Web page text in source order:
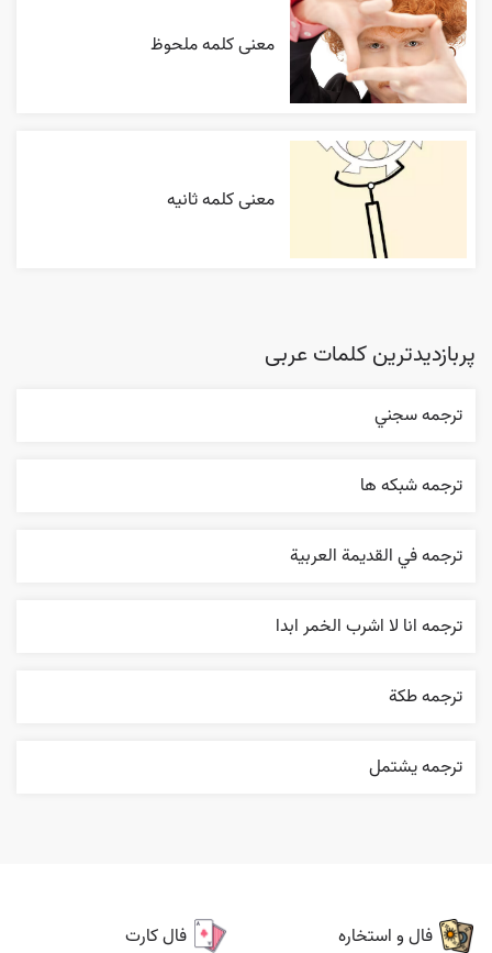
معنی کلمه ملحوظ
معنی کلمه ثانیه
پربازدیدترین کلمات عربی
ترجمه سجني
ترجمه شبکه ها
ترجمه في القديمة العربية
ترجمه انا لا اشرب الخمر ابدا
ترجمه طکة
ترجمه يشتمل
فال و استخاره فال کارت